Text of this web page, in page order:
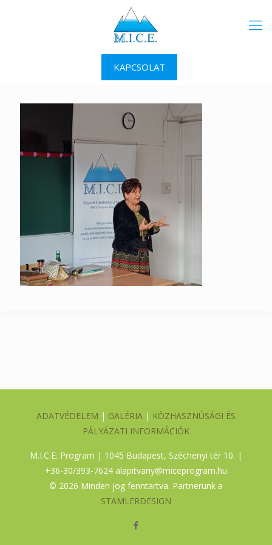
KAPCSOLAT
ADATVÉDELEM | GALÉRIA | KÖZHASZNÚSÁGI ÉS
PÁLYÁZATI INFORMÁCIÓK
M.I.C.E. Program | 1045 Budapest, Széchenyi tér 10. |
+36-30/393-7624 alapitvany@miceprogram.hu
© 2026 Minden jog fenntartva. Partnerünk a
STAMLERDESIGN